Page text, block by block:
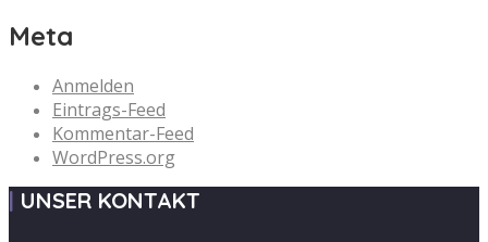
Meta
Anmelden
Eintrags-Feed
Kommentar-Feed
WordPress.org
UNSER KONTAKT